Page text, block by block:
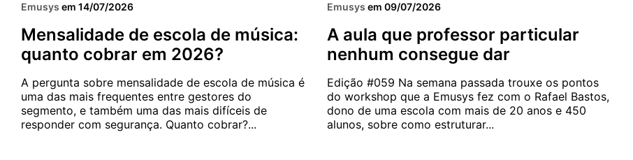
Emusys em 14/07/2026
Mensalidade de escola de música:
quanto cobrar em 2026?
A pergunta sobre mensalidade de escola de música é
uma das mais frequentes entre gestores do
segmento, e também uma das mais difíceis de
responder com segurança. Quanto cobrar?...
Emusys em 09/07/2026
A aula que professor particular
nenhum consegue dar
Edição #059 Na semana passada trouxe os pontos
do workshop que a Emusys fez com o Rafael Bastos,
dono de uma escola com mais de 20 anos e 450
alunos, sobre como estruturar...